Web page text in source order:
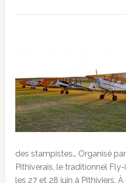
des stampistes… Organisé
Pithiverais, le traditionnel
les 27 et 28 juin à Pithiviers.